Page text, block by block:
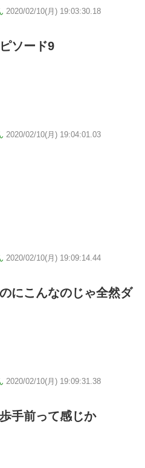
2020/02/10(月) 19:03:30.18
ソード9
2020/02/10(月) 19:04:01.03
2020/02/10(月) 19:09:14.44
にこんなのじゃ全然ダ
2020/02/10(月) 19:09:31.38
手前って感じか